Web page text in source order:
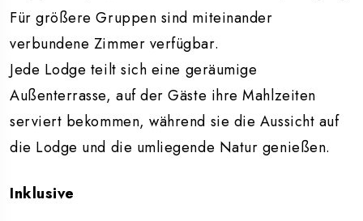
Für größere Gruppen sind miteinander
verbundene Zimmer verfügbar.
Jede Lodge teilt sich eine geräumige
Außenterrasse, auf der Gäste ihre Mahlzeiten
serviert bekommen, während sie die Aussicht auf
die Lodge und die umliegende Natur genießen.
Inklusive